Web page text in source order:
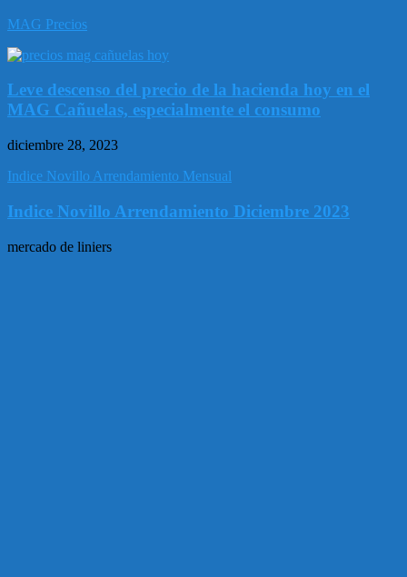
MAG Precios
Leve descenso del precio de la hacienda hoy en el
MAG Cañuelas, especialmente el consumo
diciembre 28, 2023
Indice Novillo Arrendamiento Mensual
Indice Novillo Arrendamiento Diciembre 2023
mercado de liniers